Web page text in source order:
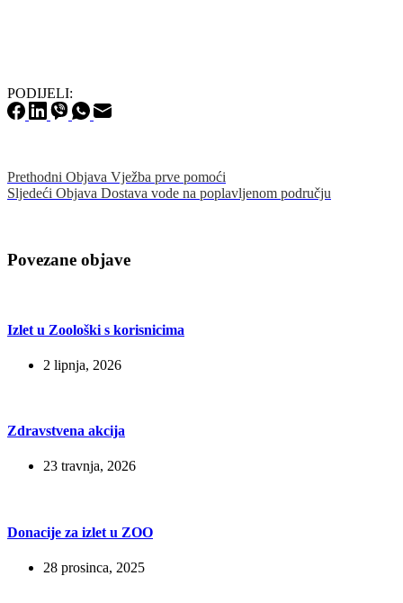
PODIJELI:
Prethodni Objava Vježba prve pomoći
Sljedeći Objava Dostava vode na poplavljenom području
Povezane objave
Izlet u Zoološki s korisnicima
2 lipnja, 2026
Zdravstvena akcija
23 travnja, 2026
Donacije za izlet u ZOO
28 prosinca, 2025